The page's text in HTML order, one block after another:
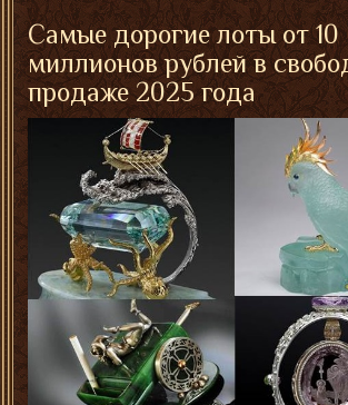
Самые дорогие лоты от 10
миллионов рублей в
продаже 2025 года